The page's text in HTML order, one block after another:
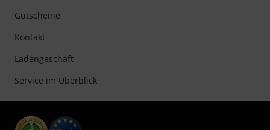
Gutscheine
Kontakt
Ladengeschäft
Service im Überblick